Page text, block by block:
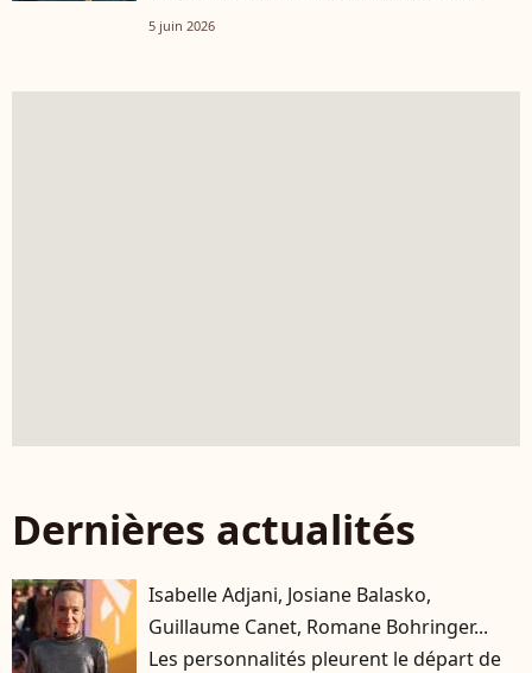
5 juin 2026
Dernières actualités
Isabelle Adjani, Josiane Balasko,
Guillaume Canet, Romane Bohringer...
Les personnalités pleurent le départ de